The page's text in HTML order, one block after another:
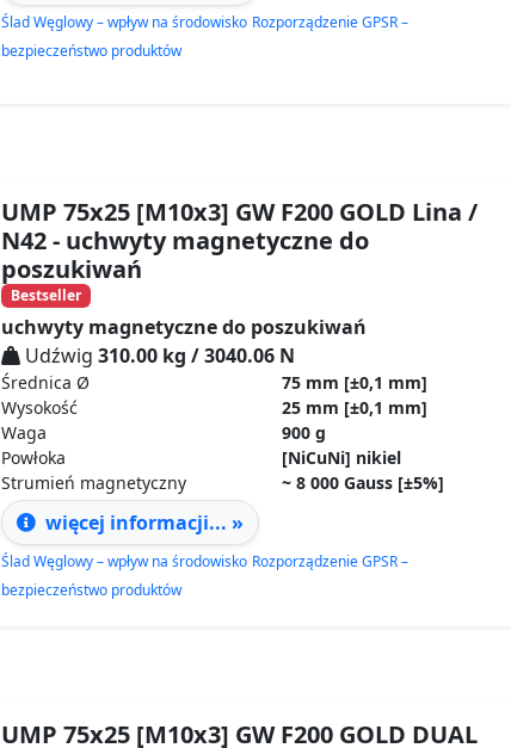
Ślad Węglowy – wpływ na środowisko Rozporządzenie GPSR –
bezpieczeństwo produktów
UMP 75x25 [M10x3] GW F200 GOLD Lina /
N42 - uchwyty magnetyczne do
poszukiwań
Bestseller
uchwyty magnetyczne do poszukiwań
Udźwig 310.00 kg / 3040.06 N
Średnica Ø 75 mm [±0,1 mm]
Wysokość
25 mm [±0,1 mm]
Waga
900 g
Powłoka
[NiCuNi] nikiel
Strumień magnetyczny
~ 8 000 Gauss [±5%]
więcej informacji... »
Ślad Węglowy – wpływ na środowisko Rozporządzenie GPSR –
bezpieczeństwo produktów
UMP 75x25 [M10x3] GW F200 GOLD DUAL